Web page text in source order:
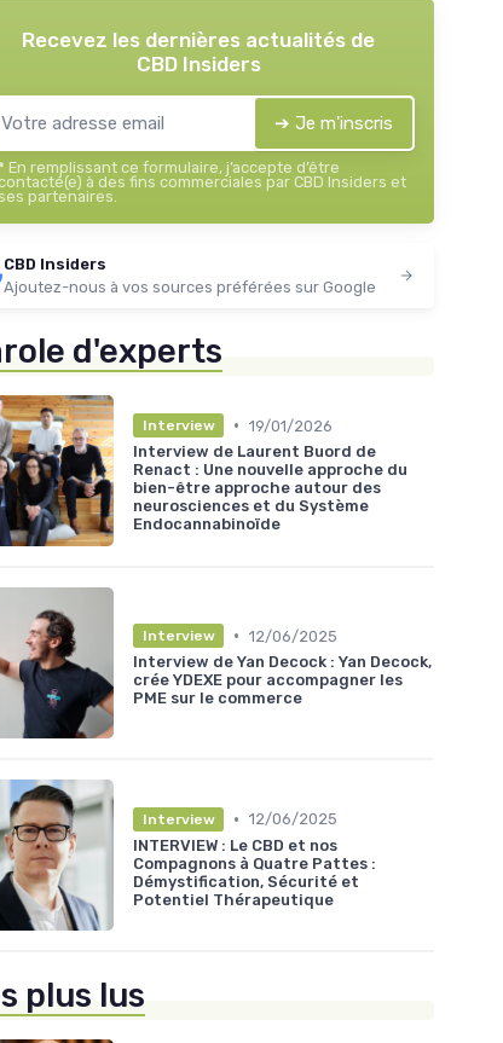
Recevez les dernières actualités de
CBD Insiders
➔ Je m'inscris
En remplissant ce formulaire, j’accepte d’être
à des fins commerciales par CBD Insiders et
partenaires.
CBD Insiders
Ajoutez-nous à vos sources préférées sur Google
d'experts
Interview • 19/01/2026
Interview de Laurent Buord de
Renact : Une nouvelle approche du
bien-être approche autour des
neurosciences et du Système
Endocannabinoïde
Interview • 12/06/2025
Interview de Yan Decock : Yan Decock,
crée YDEXE pour accompagner les
PME sur le commerce
Interview • 12/06/2025
INTERVIEW : Le CBD et nos
Compagnons à Quatre Pattes :
Démystification, Sécurité et
Potentiel Thérapeutique
plus lus